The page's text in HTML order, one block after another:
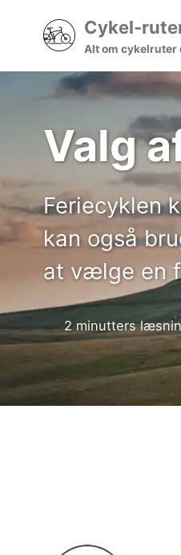
Cykel-
Alt om cykelruter
Valg
Feriecyklen
kan også
at vælge en
2 minutters